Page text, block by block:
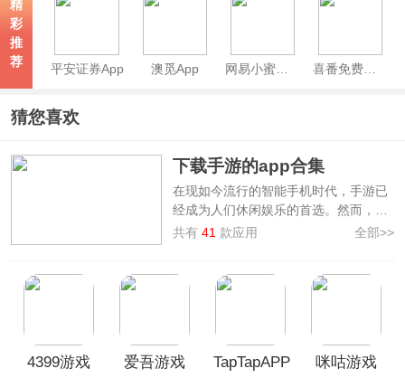
精
彩
推
荐
平安证券App 澳觅App
猜您喜欢
下载手游的app合集
在现如今流行的智能手机时代，手游已
经成为人们休闲娱乐的首选。然而，市
场上数不胜数的手游下载软件让玩家有
用的免费下载手游的软件，其中就有
丰富的手游资源和优质的下载服务，帮
助用户快速找到满足需求的手游。
共有41 款应用 全部>>
4399游戏
爱吾游戏
TapTapAPP
咪咕游戏